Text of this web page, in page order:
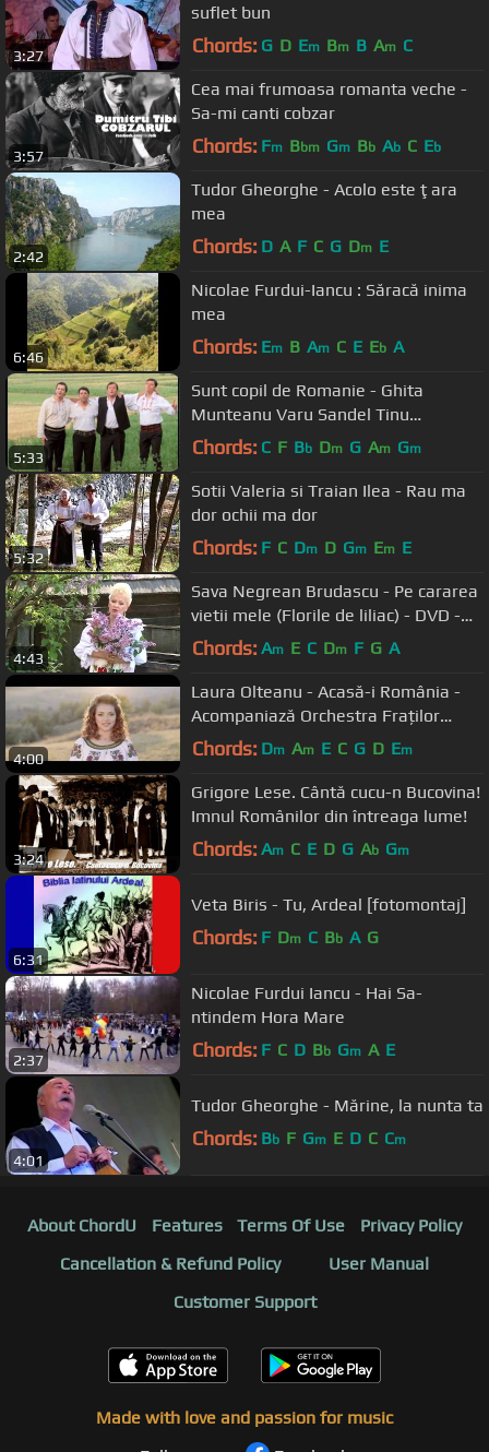
3:27
suflet bun
Chords: G D Em Bm B Am C
3:57
Cea mai frumoasa romanta veche -
Sa-mi canti cobzar
Chords: Fm Bbm Gm Bb Ab C Eb
2:42
Tudor Gheorghe - Acolo este ţara
mea
Chords: D A F C G Dm E
6:46
Nicolae Furdui-Iancu : Săracă inima
mea
Chords: Em B Am C E Eb A
5:33
Sunt copil de Romanie - Ghita
Munteanu Varu Sandel Tinu
Veresezan si Puiu Codreanu - nou HD
Chords: C F Bb Dm G Am Gm
5:32
Sotii Valeria si Traian Ilea - Rau ma
dor ochii ma dor
Chords: F C Dm D Gm Em E
4:43
Sava Negrean Brudascu - Pe cararea
vietii mele (Florile de liliac) - DVD -
Dorul meu si dragostea
Chords: Am E C Dm F G A
4:00
Laura Olteanu - Acasă-i România -
Acompaniază Orchestra Fraților
Advahov
Chords: Dm Am E C G D Em
3:24
Grigore Lese. Cântă cucu-n Bucovina!
Imnul Românilor din întreaga lume!
Chords: Am C E D G Ab Gm
6:31
Veta Biris - Tu, Ardeal [fotomontaj]
Chords: F Dm C Bb A G
2:37
Nicolae Furdui Iancu - Hai Sa-
ntindem Hora Mare
Chords: F C D Bb Gm A E
4:01
Tudor Gheorghe - Mărine, la nunta ta
Chords: Bb F Gm E D C Cm
About ChordU Features Terms Of Use
Privacy Policy
Cancellation & Refund Policy
User Manual
Customer Support
Made with love and passion for music